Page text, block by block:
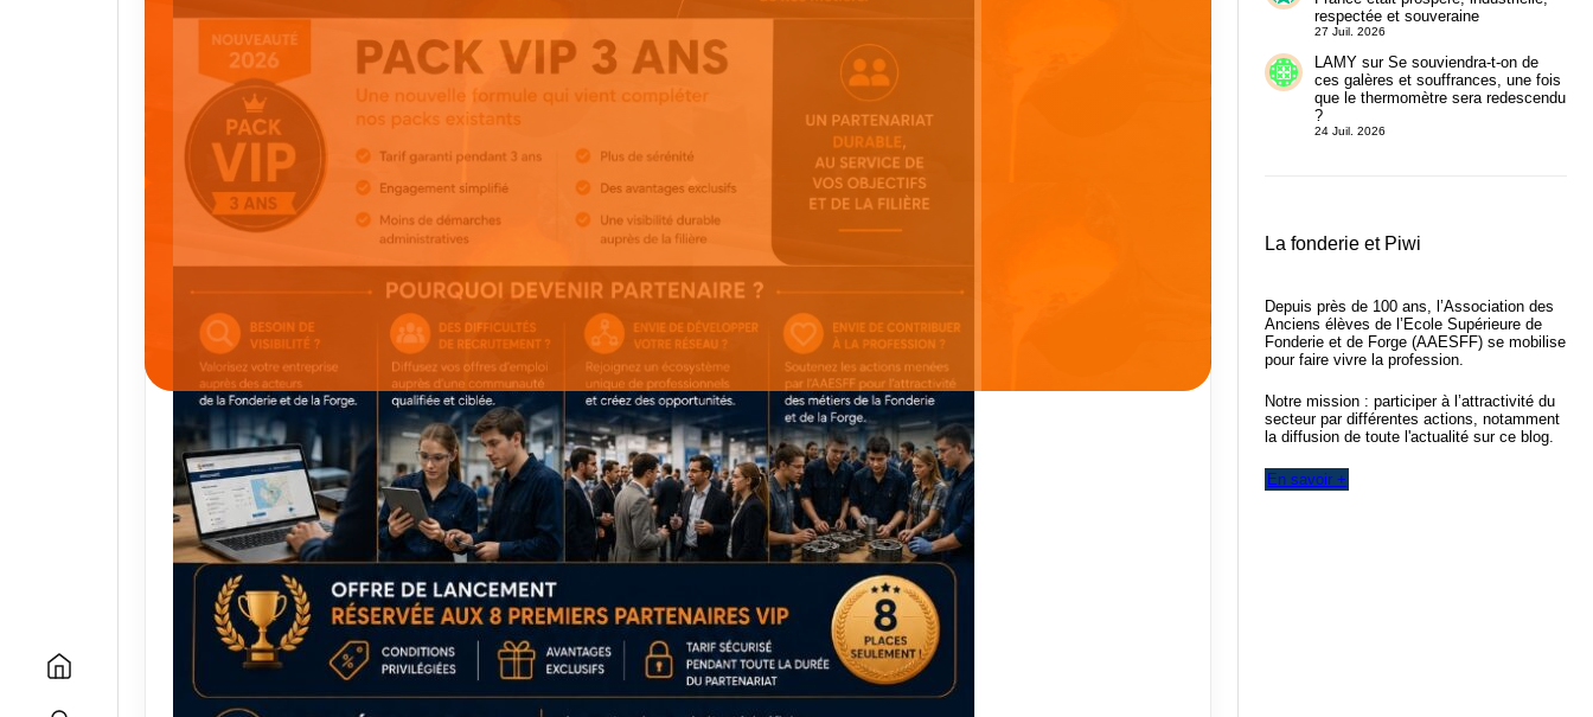
respectée et souveraine
27 Juil. 2026
LAMYsur Se souviendra-t-on de
ces galères et souffrances, une fois
que le thermomètre sera redescendu
?
24 Juil. 2026
La fonderie et Piwi
Depuis près de 100 ans, l’Association des
Anciens élèves de l’Ecole Supérieure de
Fonderie et de Forge (AAESFF) se mobilise
pour faire vivre la profession.
Notre mission : participer à l’attractivité du
secteur par différentes actions, notamment
la diffusion de toute l'actualité sur ce blog.
En savoir +